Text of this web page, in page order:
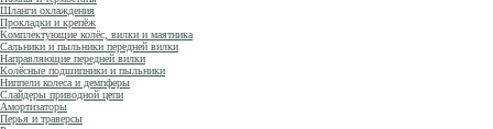
Шланги охлаждения
Прокладки и крепёж
Комплектующие колёс, вилки и маятника
Сальники и пыльники передней вилки
Направляющие передней вилки
Колёсные подшипники и пыльники
Ниппели колеса и демпферы
Слайдеры приводной цепи
Амортизаторы
Перья и траверсы